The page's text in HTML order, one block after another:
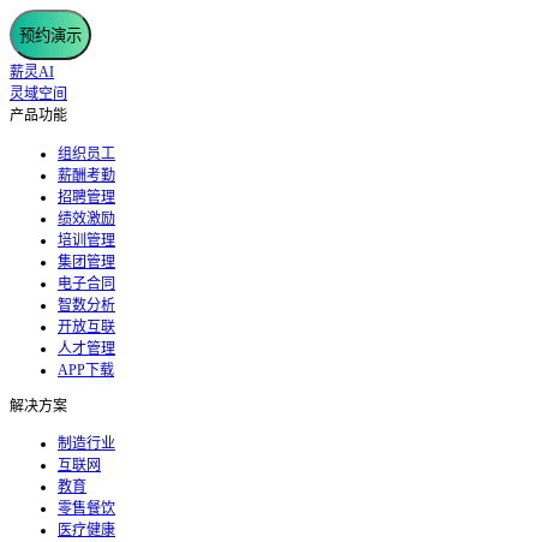
预约演示
薪灵AI
灵域空间
产品功能
组织员工
薪酬考勤
招聘管理
绩效激励
培训管理
集团管理
电子合同
智数分析
开放互联
人才管理
APP下载
解决方案
制造行业
互联网
教育
零售餐饮
医疗健康